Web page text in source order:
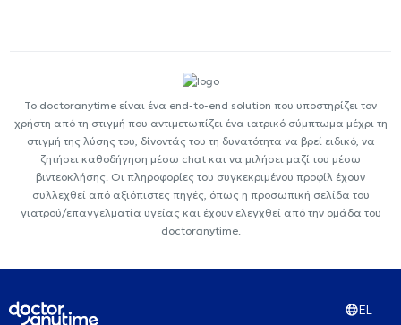
Το doctoranytime είναι ένα end-to-end solution που υποστηρίζει τον
χρήστη από τη στιγμή που αντιμετωπίζει ένα ιατρικό σύμπτωμα μέχρι τη
στιγμή της λύσης του, δίνοντάς του τη δυνατότητα να βρεί ειδικό, να
ζητήσει καθοδήγηση μέσω chat και να μιλήσει μαζί του μέσω
βιντεοκλήσης. Οι πληροφορίες του συγκεκριμένου προφίλ έχουν
συλλεχθεί από αξιόπιστες πηγές, όπως η προσωπική σελίδα του
γιατρού/επαγγελματία υγείας και έχουν ελεγχθεί από την ομάδα του
doctoranytime.
EL